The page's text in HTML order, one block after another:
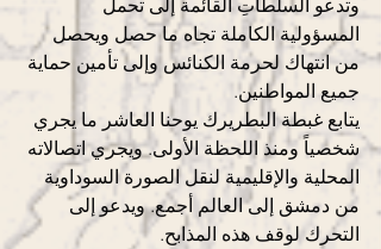
وتدعو السلطاتِ القائمة إلى تحمل
المسؤولية الكاملة تجاه ما حصل ويحصل
من انتهاك لحرمة الكنائس وإلى تأمين حماية
جميع المواطنين.
يتابع غبطة البطريرك يوحنا العاشر ما يجري
شخصياً ومنذ اللحظة الأولى. ويجري اتصالاته
المحلية والإقليمية لنقل الصورة السوداوية
من دمشق إلى العالم أجمع. ويدعو إلى
التحرك لوقف هذه المذابح.